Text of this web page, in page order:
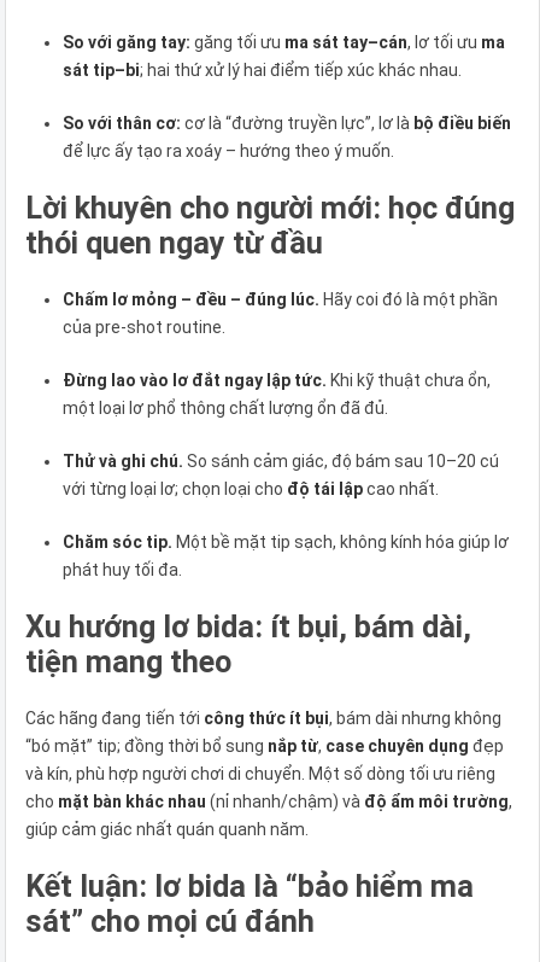
So với găng tay: găng tối ưu ma sát tay–cán, lơ tối ưu ma
sát tip–bi; hai thứ xử lý hai điểm tiếp xúc khác nhau.
So với thân cơ: cơ là “đường truyền lực”, lơ là bộ điều biến
để lực ấy tạo ra xoáy – hướng theo ý muốn.
Lời khuyên cho người mới: học đúng
thói quen ngay từ đầu
Chấm lơ mỏng – đều – đúng lúc. Hãy coi đó là một phần
của pre-shot routine.
Đừng lao vào lơ đắt ngay lập tức. Khi kỹ thuật chưa ổn,
một loại lơ phổ thông chất lượng ổn đã đủ.
Thử và ghi chú. So sánh cảm giác, độ bám sau 10–20 cú
với từng loại lơ; chọn loại cho độ tái lậpcao nhất.
Chăm sóc tip. Một bề mặt tip sạch, không kính hóa giúp lơ
phát huy tối đa.
Xu hướng lơ bida: ít bụi, bám dài,
tiện mang theo
Các hãng đang tiến tới công thức ít bụi, bám dài nhưng không
“bó mặt” tip; đồng thời bổ sung nắp từ, case chuyên dụng đẹp
và kín, phù hợp người chơi di chuyển. Một số dòng tối ưu riêng
cho mặt bàn khác nhau (nỉ nhanh/chậm) và độ ẩm môi trường,
giúp cảm giác nhất quán quanh năm.
Kết luận: lơ bida là “bảo hiểm ma
sát” cho mọi cú đánh